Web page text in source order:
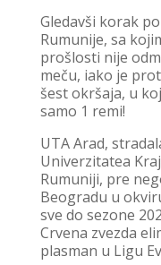
Gledavši korak
Rumunije, sa
prošlosti nije
meču, iako je
šest okršaja, u
samo 1 remi!
UTA Arad,
Univerzitatea
Rumuniji, pre
Beogradu u
sve do sezone
Crvena zvezda
plasman u Ligu